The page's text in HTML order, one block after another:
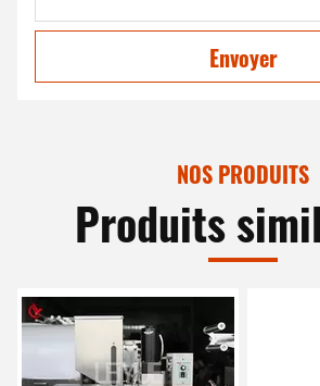
Envoyer
NOS PRODUITS
Produits